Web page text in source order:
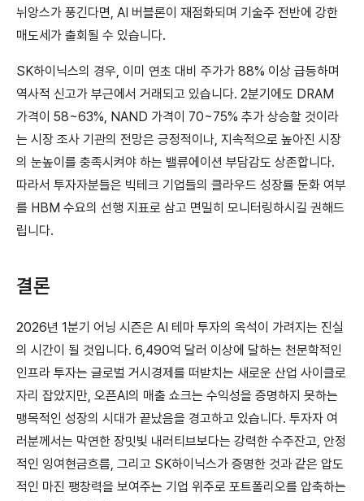
뉘앙스가 풍긴다면, AI 버블론이 재점화되며 기술주 전반에 강한
매도세가 출회될 수 있습니다.
SK하이닉스의 경우, 이미 연초 대비 주가가 88% 이상 급등하며
역사적 신고가 부근에서 거래되고 있습니다. 2분기에도 DRAM
가격이 58~63%, NAND 가격이 70~75% 추가 상승할 것이라
는 시장 조사 기관의 전망은 긍정적이나, 지속적으로 높아진 시장
의 눈높이를 충족시켜야 하는 밸류에이션 부담감도 상존합니다.
따라서 투자자분들은 빅테크 기업들의 클라우드 성장률 둔화 여부
를 HBM 수요의 선행 지표로 삼고 면밀히 모니터링하시길 권해드
립니다.
결론
2026년 1분기 어닝 시즌은 AI 테마 투자의 옥석이 가려지는 진실
의 시간이 될 것입니다. 6,490억 달러 이상에 달하는 천문학적인
인프라 투자는 글로벌 거시경제를 떠받치는 새로운 산업 사이클로
자리 잡았지만, 오픈AI의 매출 쇼크는 수익성을 증명하지 못하는
맹목적인 성장의 시대가 끝났음을 경고하고 있습니다. 투자자 여
러분께서는 막연한 장밋빛 내러티브보다는 강력한 수주잔고, 안정
적인 잉여현금흐름, 그리고 SK하이닉스가 증명한 것과 같은 압도
적인 마진 팽창력을 보여주는 기업 위주로 포트폴리오를 압축하는